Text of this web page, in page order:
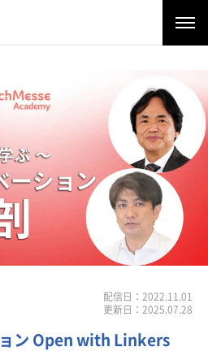
配信日：2022.11.01
更新日：2025.07.28
ン Open with Linkers